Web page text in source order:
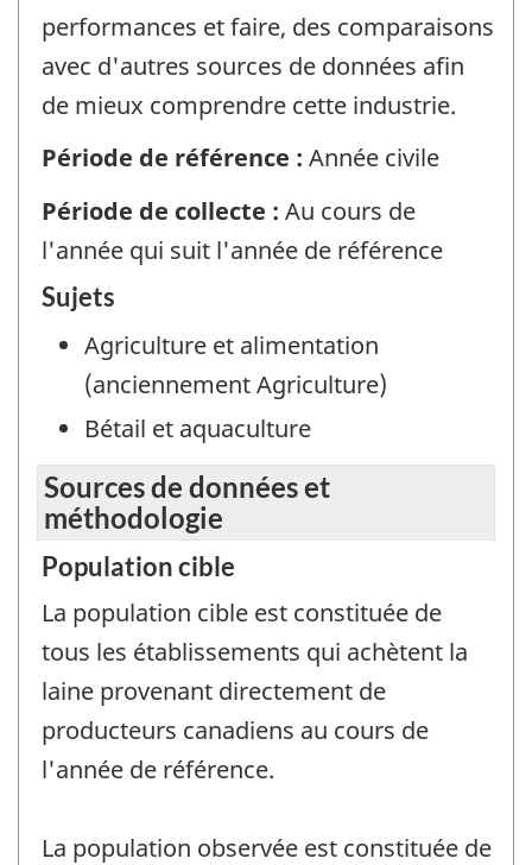
performances et faire, des comparaisons
avec d'autres sources de données afin
de mieux comprendre cette industrie.
Période de référence : Année civile
Période de collecte : Au cours de
l'année qui suit l'année de référence
Sujets
Agriculture et alimentation
(anciennement Agriculture)
Bétail et aquaculture
Sources de données et
méthodologie
Population cible
La population cible est constituée de
tous les établissements qui achètent la
laine provenant directement de
producteurs canadiens au cours de
l'année de référence.
La population observée est constituée de